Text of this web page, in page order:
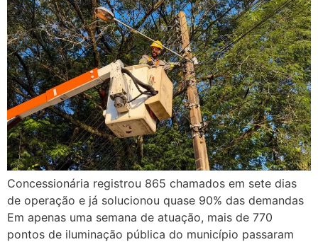
Concessionária registrou 865 chamados em sete dias
de operação e já solucionou quase 90% das demandas
Em apenas uma semana de atuação, mais de 770
pontos de iluminação pública do município passaram